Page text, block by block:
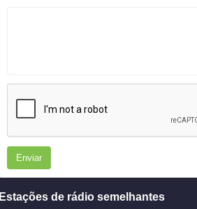
Enviar
Estações de rádio semelhantes